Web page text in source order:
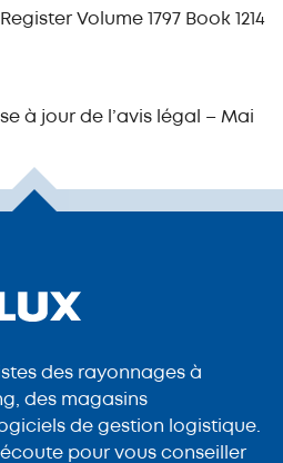
Volume 1797 Book 1214
à jour de l’avis légal – Mai
des rayonnages à
des magasins
de gestion logistique.
pour vous conseiller